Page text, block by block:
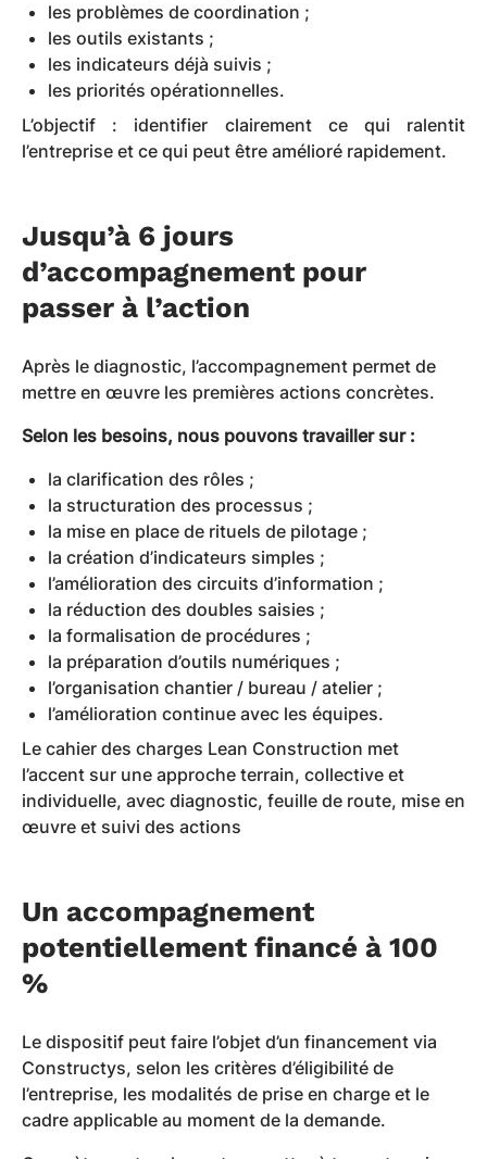
les problèmes de coordination ;
les outils existants ;
les indicateurs déjà suivis ;
les priorités opérationnelles.
L’objectif : identifier clairement ce qui ralentit
l’entreprise et ce qui peut être amélioré rapidement.
Jusqu’à 6 jours
d’accompagnement pour
passer à l’action
Après le diagnostic, l’accompagnement permet de
mettre en œuvre les premières actions concrètes.
Selon les besoins, nous pouvons travailler sur :
la clarification des rôles ;
la structuration des processus ;
la mise en place de rituels de pilotage ;
la création d’indicateurs simples ;
l’amélioration des circuits d’information ;
la réduction des doubles saisies ;
la formalisation de procédures ;
la préparation d’outils numériques ;
l’organisation chantier / bureau / atelier ;
l’amélioration continue avec les équipes.
Le cahier des charges Lean Construction met
l’accent sur une approche terrain, collective et
individuelle, avec diagnostic, feuille de route, mise en
œuvre et suivi des actions
Un accompagnement
potentiellement financé à 100
%
Le dispositif peut faire l’objet d’un financement via
Constructys, selon les critères d’éligibilité de
l’entreprise, les modalités de prise en charge et le
cadre applicable au moment de la demande.